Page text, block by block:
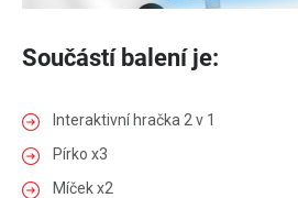
Součástí balení je:
Interaktivní hračka 2 v 1
Pírko x3
Míček x2